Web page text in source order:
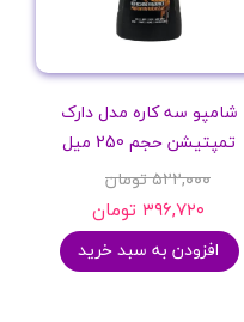
شامپو سه کاره مدل دارک
تمپتیشن حجم 250 میل
۵۲۲,۰۰۰ تومان
۳۹۶,۷۲۰ تومان
افزودن به سبد خرید